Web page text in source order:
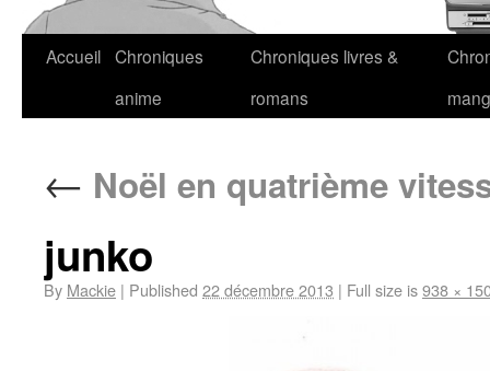
Accueil Chroniques
anime
Chroniques livres &
romans
← Noël en quatrième
junko
By Mackie | Published 22 décembre 2013 | Full size is938 ×